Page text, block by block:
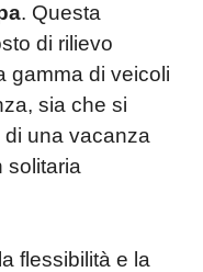
. Questa
di rilievo
gamma di veicoli
sia che si
di una vacanza
solitaria
flessibilità e la